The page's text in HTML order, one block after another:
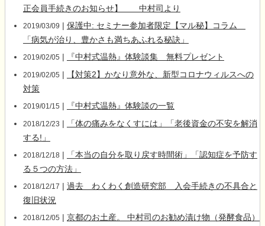
正会員手続きのお知らせ】 中村司より
2019/03/09 | 保護中: セミナー参加者限定【マル秘】コラム
「病気が治り、豊かさも満ちあふれる秘訣」
2019/02/05 | 『中村式温熱』体験談集 無料プレゼント
2019/02/05 |
【対策2】かなり意外な、新型コロナウィルスへの
対策
2019/01/15 | 『中村式温熱』体験談の一覧
2018/12/23 |
「体の痛みをなくすには」「老後資金の不安を解消
する!」
2018/12/18 |
「本当の自分を取り戻す時間術」「認知症を予防す
る５つの方法」
2018/12/17 | 過去 わくわく創造研究部 入会手続きの不具合と
復旧状況
2018/12/05 | 京都のお土産。 中村司のお勧め漬け物（発酵食品）